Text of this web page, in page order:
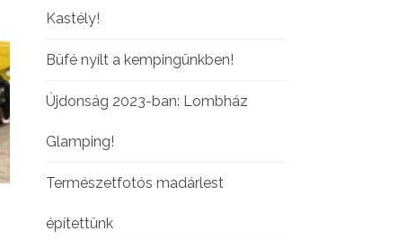
Kastély!
Büfé nyílt a kempingünkben!
Újdonság 2023-ban: Lombház
Glamping!
Természetfotós madárlest
építettünk